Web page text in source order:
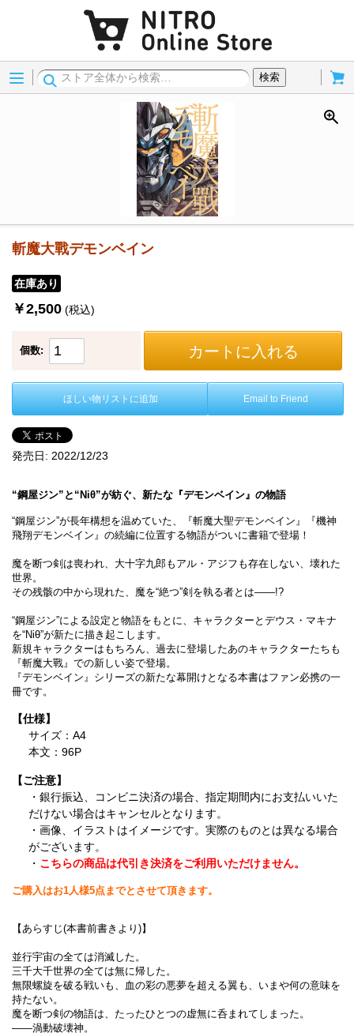
Menu
検索
斬魔大戰デモンベイン
在庫あり
￥2,500 (税込)
個数: カートに入れる
ほしい物リストに追加 Email to Friend
発売日: 2022/12/23
“鋼屋ジン”と“Niθ”が紡ぐ、新たな『デモンベイン』の物語
“鋼屋ジン”が長年構想を温めていた、『斬魔大聖デモンベイン』『機神
飛翔デモンベイン』の続編に位置する物語がついに書籍で登場！
魔を断つ剣は喪われ、大十字九郎もアル・アジフも存在しない、壊れた
世界。
その残骸の中から現れた、魔を“絶つ”剣を執る者とは――!?
“鋼屋ジン”による設定と物語をもとに、キャラクターとデウス・マキナ
を“Niθ”が新たに描き起こします。
新規キャラクターはもちろん、過去に登場したあのキャラクターたちも
『斬魔大戰』での新しい姿で登場。
『デモンベイン』シリーズの新たな幕開けとなる本書はファン必携の一
冊です。
【仕様】
サイズ：A4
本文：96P
【ご注意】
・銀行振込、コンビニ決済の場合、指定期間内にお支払いいた
だけない場合はキャンセルとなります。
・画像、イラストはイメージです。実際のものとは異なる場合
がございます。
・ こちらの商品は代引き決済をご利用いただけません。
ご購入はお1人様5点までとさせて頂きます。
【あらすじ(本書前書きより)】
並行宇宙の全ては消滅した。
三千大千世界の全ては無に帰した。
無限螺旋を破る戦いも、血の彩の悪夢を超える翼も、いまや何の意味を
持たない。
魔を断つ剣の物語は、たったひとつの虚無に呑まれてしまった。
――渦動破壊神。